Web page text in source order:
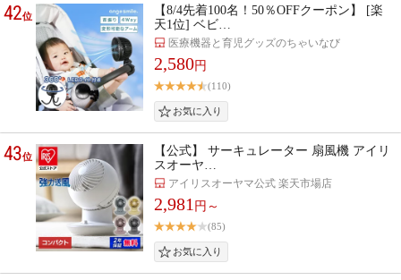
42位
【8/4先着100名！50％OFFクーポン】 [楽
天1位] ベビ…
医療機器と育児グッズのちゃいなび
2,580円
(110)
43位
【公式】 サーキュレーター 扇風機 アイリ
スオーヤ…
アイリスオーヤマ公式 楽天市場店
2,981 円～
(85)